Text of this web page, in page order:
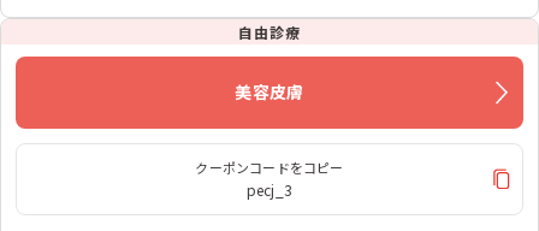
自由診療
美容皮膚
クーポンコードをコピー
pecj_3